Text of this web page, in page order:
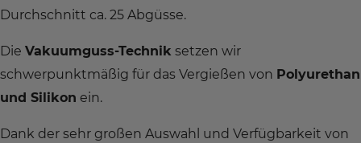
Durchschnitt ca. 25 Abgüsse.
Die Vakuumguss-Technik setzen wir
schwerpunktmäßig für das Vergießen von Polyurethan
und Silikon ein.
Dank der sehr großen Auswahl und Verfügbarkeit von